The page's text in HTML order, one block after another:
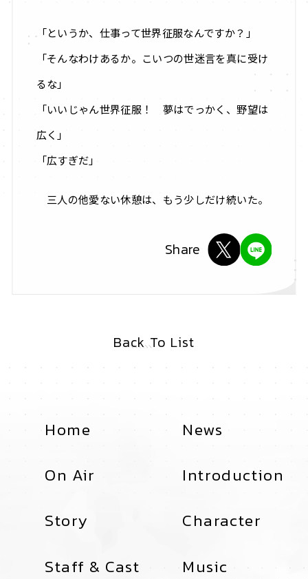
「というか、仕事って世界征服なんですか？」
「そんなわけあるか。こいつの世迷言を真に受け
るな」
「いいじゃん世界征服！ 夢はでっかく、野望は
広く」
「広すぎだ」
三人の他愛ない休憩は、もう少しだけ続いた。
Share
Back To List
Home
News
On Air
Introduction
Story
Character
Staff & Cast
Music